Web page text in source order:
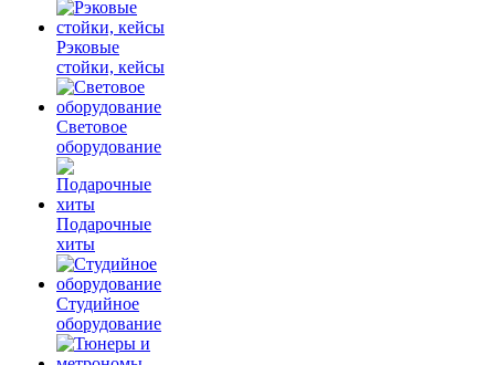
Рэковые
стойки, кейсы
Световое
оборудование
Подарочные
хиты
Студийное
оборудование